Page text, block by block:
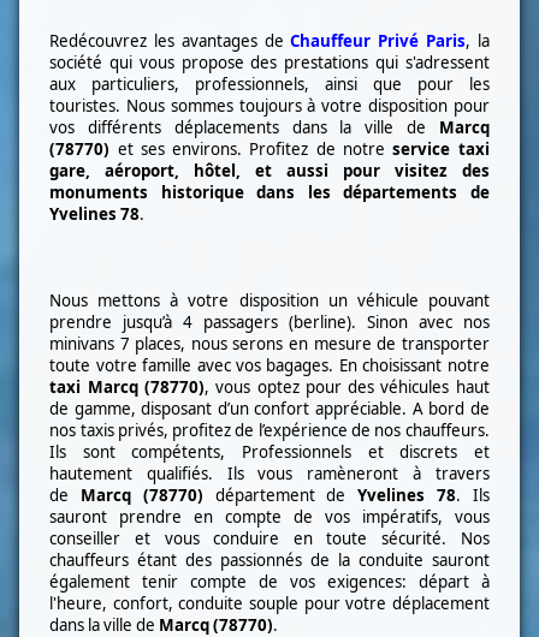
Redécouvrez les avantages deChauffeur Privé Paris, la
société qui vous propose des prestations qui s'adressent
aux particuliers, professionnels, ainsi que pour les
touristes. Nous sommes toujours à votre disposition pour
vos différents déplacements dans la ville de Marcq
(78770) et ses environs. Profitez de notreservice taxi
gare, aéroport, hôtel, et aussi pour visitez des
monuments historique dans les départements de
Yvelines 78.
Nous mettons à votre disposition un véhicule pouvant
prendre jusqu’à 4 passagers (berline). Sinon avec nos
minivans 7 places, nous serons en mesure de transporter
toute votre famille avec vos bagages. En choisissant notre
taxi Marcq (78770), vous optez pour des véhicules haut
de gamme, disposant d’un confort appréciable. A bord de
nos taxis privés, profitez de l’expérience de nos chauffeurs.
Ils sont compétents, Professionnels et discrets et
hautement qualifiés. Ils vous ramèneront à travers
de Marcq (78770) département deYvelines 78. Ils
sauront prendre en compte de vos impératifs, vous
conseiller et vous conduire en toute sécurité. Nos
chauffeurs étant des passionnés de la conduite sauront
également tenir compte de vos exigences: départ à
l'heure, confort, conduite souple pour votre déplacement
dans la ville de Marcq (78770).